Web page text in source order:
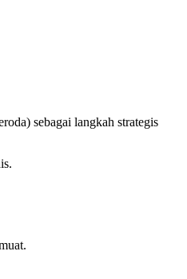
sebagai langkah strategis